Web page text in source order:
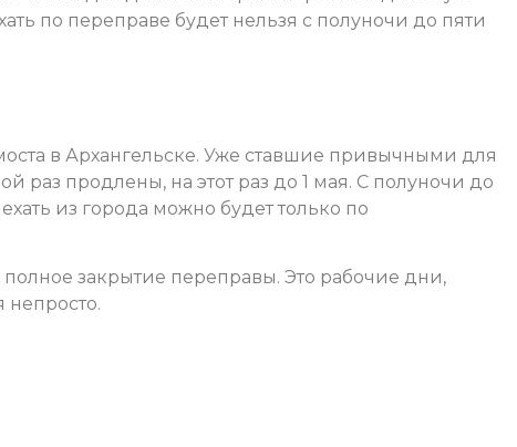
по переправе будет нельзя с полуночи до пяти
в Архангельске. Уже ставшие привычными для
раз продлены, на этот раз до 1 мая. С полуночи до
из города можно будет только по
полное закрытие переправы. Это рабочие дни,
непросто.